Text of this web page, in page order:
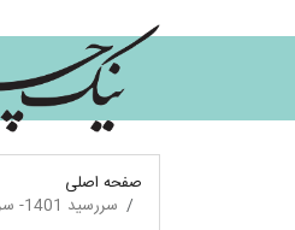
صفحه اصلی
سررسید 1401- سررسید1401- سررسید اختصاصی- سالنامه1401- تقویم رومیزی، سررسید ارزان، سررسید وزیری 1401، سررسید ارگانایزر، سررسید اروپایی، سررسید رقعی، فروش سررسید 1401